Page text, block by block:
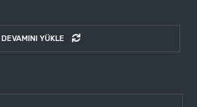
DEVAMINI YÜKLE